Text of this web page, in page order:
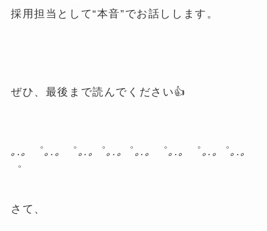
採用担当として“本音”でお話しします。
ぜひ、最後まで読んでください👍
｡.。 ゜｡.。 ゜ ｡.｡ ゜｡.｡ ゜ ｡.。 ゜｡.。 ゜ ｡.｡ ゜｡.｡
゜
さて、